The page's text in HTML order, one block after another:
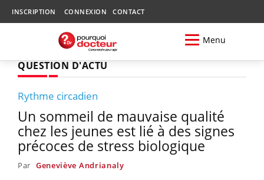
INSCRIPTION CONNEXION CONTACT
Menu
QUESTION D'ACTU
Rythme circadien
Un sommeil de mauvaise qualité
chez les jeunes est lié à des signes
précoces de stress biologique
Par Geneviève Andrianaly